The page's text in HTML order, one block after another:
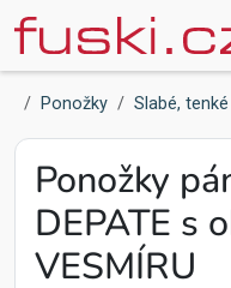
Fuski BOMA
Ponožky Slabé, tenké
Ponožky
DEPATE s
VESMÍRU